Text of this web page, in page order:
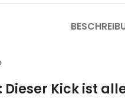
Dieser Kick ist